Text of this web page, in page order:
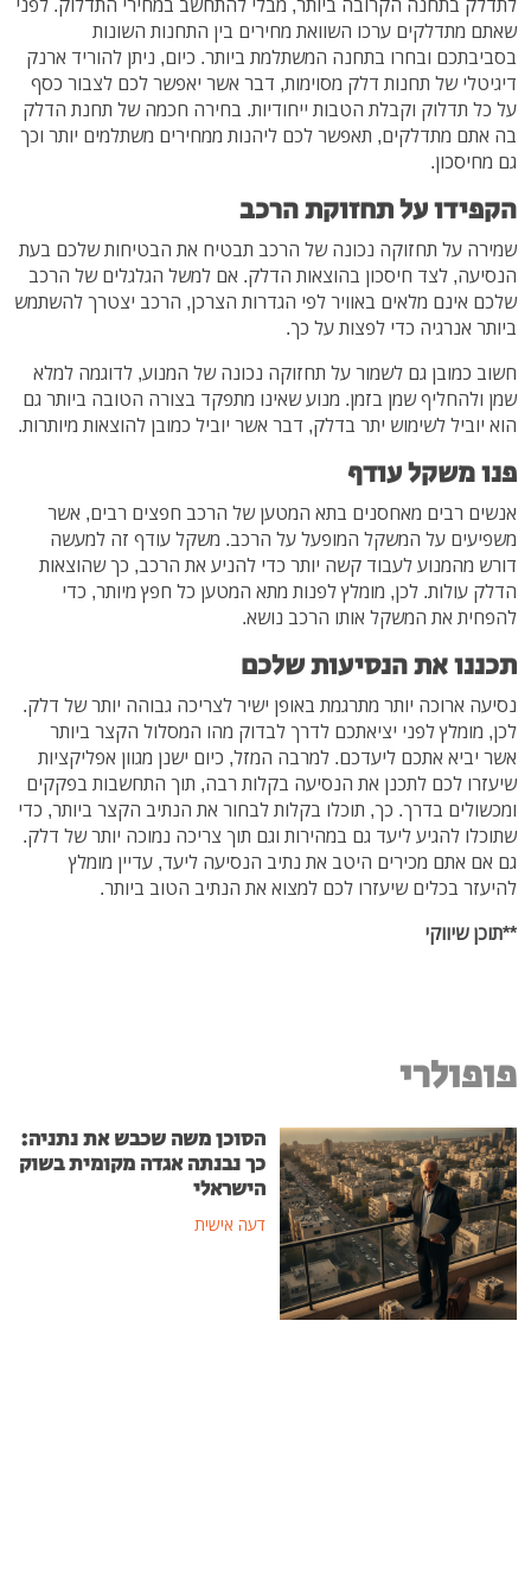
שאתם מתדלקים ערכו השוואת מחירים בין התחנות השונות
בסביבתכם ובחרו בתחנה המשתלמת ביותר. כיום, ניתן להוריד ארנק
דיגיטלי של תחנות דלק מסוימות, דבר אשר יאפשר לכם לצבור כסף
על כל תדלוק וקבלת הטבות ייחודיות. בחירה חכמה של תחנת הדלק
בה אתם מתדלקים, תאפשר לכם ליהנות ממחירים משתלמים יותר וכך
גם מחיסכון.
הקפידו על תחזוקת הרכב
שמירה על תחזוקה נכונה של הרכב תבטיח את הבטיחות שלכם בעת
הנסיעה, לצד חיסכון בהוצאות הדלק. אם למשל הגלגלים של הרכב
שלכם אינם מלאים באוויר לפי הגדרות הצרכן, הרכב יצטרך להשתמש
ביותר אנרגיה כדי לפצות על כך.
חשוב כמובן גם לשמור על תחזוקה נכונה של המנוע, לדוגמה למלא
שמן ולהחליף שמן בזמן. מנוע שאינו מתפקד בצורה הטובה ביותר גם
הוא יוביל לשימוש יתר בדלק, דבר אשר יוביל כמובן להוצאות מיותרות.
פנו משקל עודף
אנשים רבים מאחסנים בתא המטען של הרכב חפצים רבים, אשר
משפיעים על המשקל המופעל על הרכב. משקל עודף זה למעשה
דורש מהמנוע לעבוד קשה יותר כדי להניע את הרכב, כך שהוצאות
הדלק עולות. לכן, מומלץ לפנות מתא המטען כל חפץ מיותר, כדי
להפחית את המשקל אותו הרכב נושא.
תכננו את הנסיעות שלכם
נסיעה ארוכה יותר מתרגמת באופן ישיר לצריכה גבוהה יותר של דלק.
לכן, מומלץ לפני יציאתכם לדרך לבדוק מהו המסלול הקצר ביותר
אשר יביא אתכם ליעדכם. למרבה המזל, כיום ישנן מגוון אפליקציות
שיעזרו לכם לתכנן את הנסיעה בקלות רבה, תוך התחשבות בפקקים
ומכשולים בדרך. כך, תוכלו בקלות לבחור את הנתיב הקצר ביותר, כדי
שתוכלו להגיע ליעד גם במהירות וגם תוך צריכה נמוכה יותר של דלק.
גם אם אתם מכירים היטב את נתיב הנסיעה ליעד, עדיין מומלץ
להיעזר בכלים שיעזרו לכם למצוא את הנתיב הטוב ביותר.
**תוכן שיווקי
פופולרי
הסוכן משה שכבש את נתניה:
כך נבנתה אגדה מקומית בשוק
הישראלי
דעה אישית